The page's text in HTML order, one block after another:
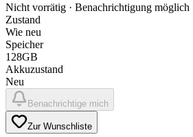
Nicht vorrätig · Benachrichtigung möglich
Zustand
Wie neu
Speicher
128GB
Akkuzustand
Neu
Benachrichtige mich
Zur Wunschliste